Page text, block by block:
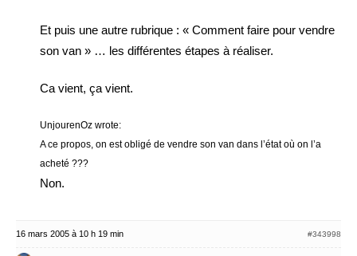
Et puis une autre rubrique : « Comment faire pour vendre
son van » … les différentes étapes à réaliser.
Ca vient, ça vient.
UnjourenOz wrote:
A ce propos, on est obligé de vendre son van dans l’état où on l’a
acheté ???
Non.
16 mars 2005 à 10 h 19 min #343998